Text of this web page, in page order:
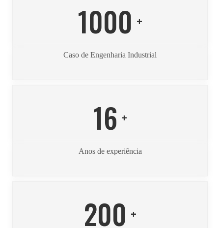
1000 +
Caso de Engenharia Industrial
16 +
Anos de experiência
200 +